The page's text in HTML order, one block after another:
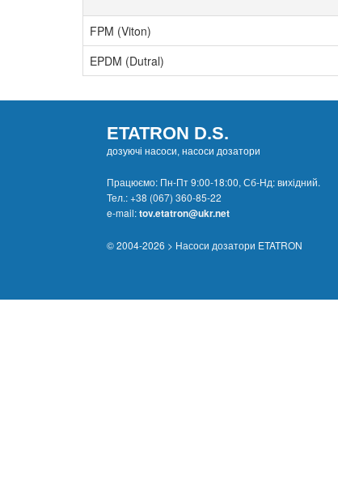
FPM (Viton)
EPDM (Dutral)
ETATRON D.S.
дозуючі насоси, насоси дозатори
Працюємо: Пн-Пт 9:00-18:00, Сб-Нд: вихідний.
Тел.:+38 (067) 360-85-22
e-mail:tov.etatron@ukr.net
© 2004-2026 > Насоси дозатори ETATRON